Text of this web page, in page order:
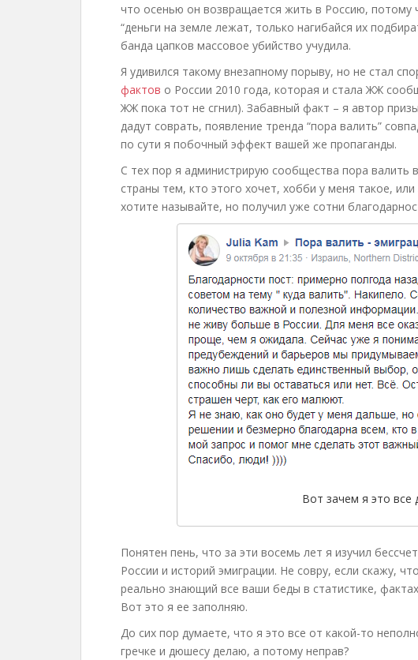
что осенью он возвращается жить в Россию, потому
“деньги на земле лежат, только нагибайся их
банда цапков массовое убийство учудила.
Я удивился такому внезапному порыву, но не стал
фактов о России 2010 года, которая и стала ЖЖ
ЖЖ пока тот не сгнил). Забавный факт – я автор
дадут соврать, появление тренда “пора валить”
по сути я побочный эффект вашей же пропаганды.
С тех пор я администрирую сообщества пора
страны тем, кто этого хочет, хобби у меня такое,
хотите называйте, но получил уже сотни
Вот зачем я это все
Понятен пень, что за эти восемь лет я изучил
России и историй эмиграции. Не совру, если скажу,
реально знающий все ваши беды в статистике,
Вот это я ее заполняю.
До сих пор думаете, что я это все от какой-то
гречке и дюшесу делаю, а потому неправ?